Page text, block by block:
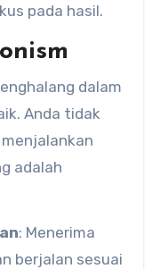
pada hasil.
dalam
Anda tidak
adalah
: Menerima
berjalan sesuai